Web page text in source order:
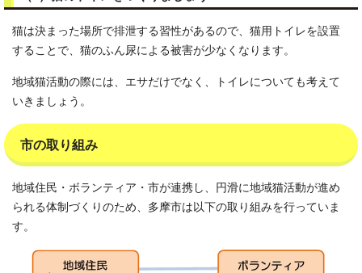
猫は決まった場所で排泄する習性があるので、猫用トイレを設置
することで、猫のふん尿による被害が少なくなります。
地域猫活動の際には、エサだけでなく、トイレについても考えて
いきましょう。
市の取り組み
地域住民・ボランティア・市が連携し、円滑に地域猫活動が進め
られる体制づくりのため、多摩市は以下の取り組みを行っていま
す。